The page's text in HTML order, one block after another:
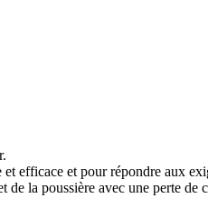
efficace et pour répondre aux
la poussière avec une perte de